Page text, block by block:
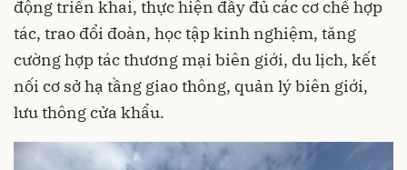
động triển khai, thực hiện đầy đủ các cơ chế hợp
tác, trao đổi đoàn, học tập kinh nghiệm, tăng
cường hợp tác thương mại biên giới, du lịch, kết
nối cơ sở hạ tầng giao thông, quản lý biên giới,
lưu thông cửa khẩu.